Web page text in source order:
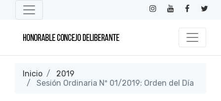
Inicio
2019
Sesión Ordinaria Nº 01/2019: Orden del Día